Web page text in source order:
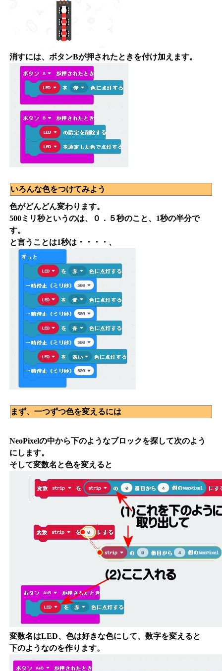
消すには、ボタンBが押されたときを付け加えます。
いろんな色をつけてみよう
色がどんどん変わります。
500ミリ秒というのは、０．５秒のこと、1秒の半分で
す。
と言うことは1秒は・・・・、
まず、一つずつ色を変えるには
NeoPixelの中から下のようなブロックを探して次のよう
にします。
そして変数名と色を変えると
変数名はLED、色は好きな色にして、数字を変えると
下のようなのを作ります。